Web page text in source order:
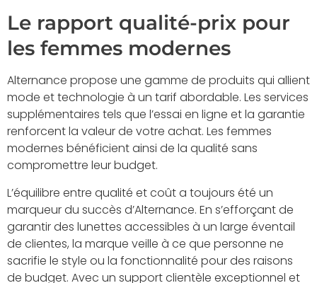
Le rapport qualité-prix pour
les femmes modernes
Alternance propose une gamme de produits qui allient
mode et technologie à un tarif abordable. Les services
supplémentaires tels que l’essai en ligne et la garantie
renforcent la valeur de votre achat. Les femmes
modernes bénéficient ainsi de la qualité sans
compromettre leur budget.
L’équilibre entre qualité et coût a toujours été un
marqueur du succès d’Alternance. En s’efforçant de
garantir des lunettes accessibles à un large éventail
de clientes, la marque veille à ce que personne ne
sacrifie le style ou la fonctionnalité pour des raisons
de budget. Avec un support clientèle exceptionnel et